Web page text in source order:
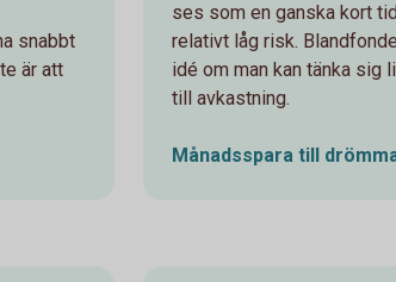
snabbt
är att
ses som en ganska kort
relativt låg risk.
idé om man kan tänka sig
till avkastning.
Månadsspara till